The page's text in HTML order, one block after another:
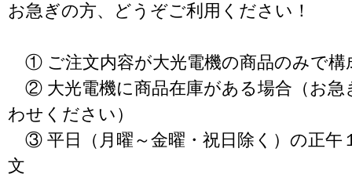
お急ぎの方、どうぞご利用ください！
① ご注文内容が大光電機の商品のみで構
② 大光電機に商品在庫がある場合（お急
わせください）
③ 平日（月曜～金曜・祝日除く）の正午
文